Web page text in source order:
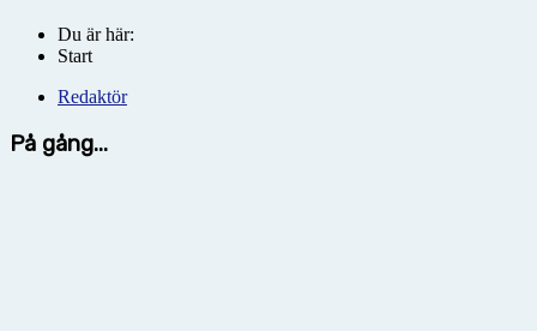
Du är här:
Start
Redaktör
På gång...